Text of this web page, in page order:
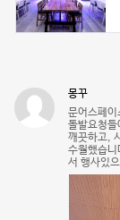
몽꾸
문어스페이
돌발요청
깨끗하고,
수월했습니
서 행사있